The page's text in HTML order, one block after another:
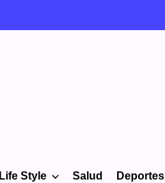
Life Style Salud Deportes